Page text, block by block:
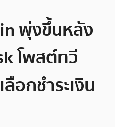
พุ่งขึ้นหลัง
โพสต์ทวี
อกชำระเงิน